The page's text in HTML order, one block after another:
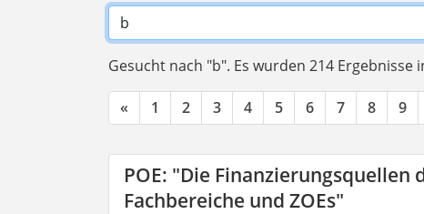
Gesucht nach "b". Es wurden 214 Ergebnisse
« 1 2 3 4 5 6 7 8 9
POE: "Die
Fachbereiche und ZOEs"